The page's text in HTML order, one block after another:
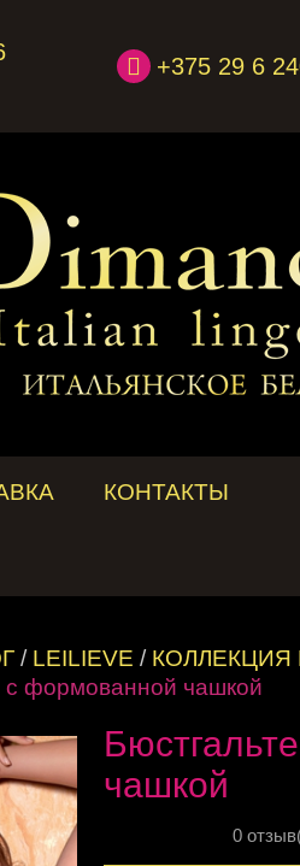
+375 29 6
КОНТАКТЫ
/ LEILIEVE / КОЛЛЕКЦИЯ
с формованной чашкой
чашкой
0